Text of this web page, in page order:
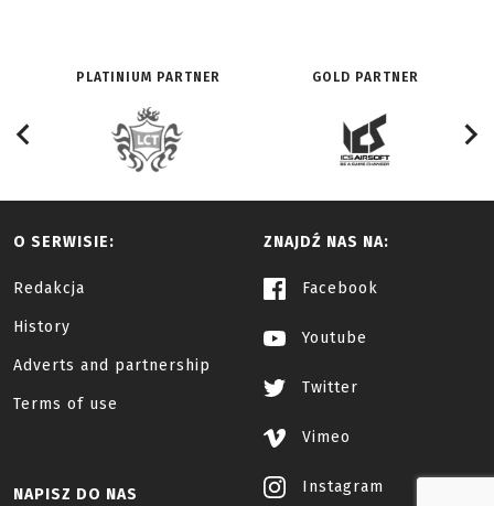
PLATINIUM PARTNER GOLD PARTNER
O SERWISIE:
Redakcja
History
Adverts and partnership
Terms of use
ZNAJDŹ NAS NA:
Facebook
Youtube
Twitter
Vimeo
Instagram
NAPISZ DO NAS